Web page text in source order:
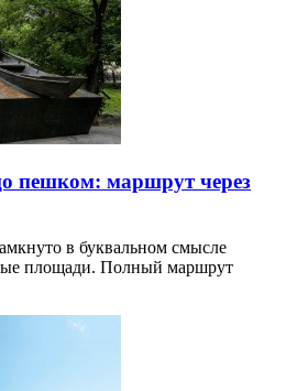
пешком: маршрут через
в буквальном смысле
площади. Полный маршрут